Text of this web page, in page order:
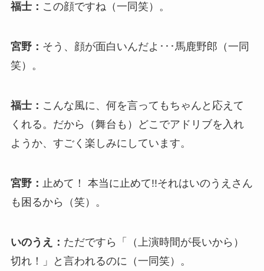
福士： この顔ですね（一同笑）。
宮野： そう、顔が面白いんだよ･･･馬鹿野郎（一同
笑）。
福士： こんな風に、何を言ってもちゃんと応えて
くれる。だから（舞台も）どこでアドリブを入れ
ようか、すごく楽しみにしています。
宮野： 止めて！ 本当に止めて!!それはいのうえさん
も困るから（笑）。
いのうえ： ただですら「（上演時間が長いから）
切れ！」と言われるのに（一同笑）。